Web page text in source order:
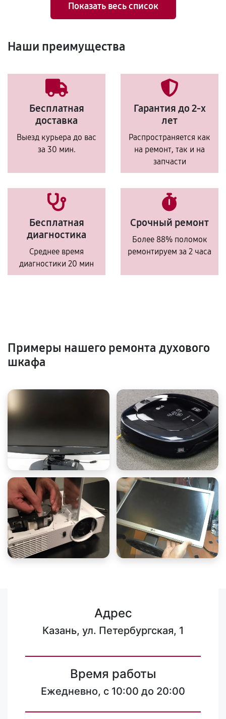
Показать весь список
Наши преимущества
Бесплатная
доставка
Выезд курьера до вас
за 30 мин.
Гарантия до 2-х
лет
Распространяется как
на ремонт, так и на
запчасти
Бесплатная
диагностика
Среднее время
диагностики 20 мин
Срочный ремонт
Более 88% поломок
ремонтируем за 2 часа
Примеры нашего ремонта духового
шкафа
Адрес
Казань, ул. Петербургская, 1
Время работы
Ежедневно, с 10:00 до 20:00